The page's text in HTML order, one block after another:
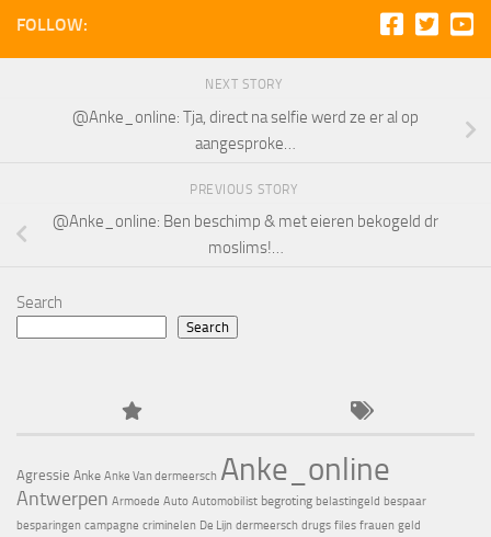
FOLLOW:
NEXT STORY
@Anke_online: Tja, direct na selfie werd ze er al op
aangesproke…
PREVIOUS STORY
@Anke_online: Ben beschimp & met eieren bekogeld dr
moslims!…
Search
Search
Agressie Anke Anke Van dermeersch Anke_online
Antwerpen Armoede Auto Automobilist begroting belastingeld bespaar
besparingen campagne criminelen De Lijn dermeersch drugs files frauen geld